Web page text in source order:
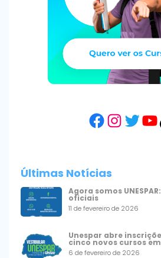
Facebook
Últimas Notícias
Agora somos
oficiais
11 de fevereiro de 2026
Unespar abre
cinco novos cursos
6 de fevereiro de 2026